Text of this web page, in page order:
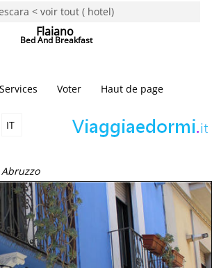
< voir tout ( hotel)
Flaiano
Bed And Breakfast
Services Voter Haut de page
IT
Abruzzo